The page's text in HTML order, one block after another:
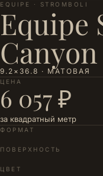
EQUIPE · STROMBOLI
Equipe
9.2×36.8 · МАТОВАЯ
ЦЕНА
6 057 ₽
за квадратный метр
ФОРМАТ
ПОВЕРХНОСТЬ
ЦВЕТ